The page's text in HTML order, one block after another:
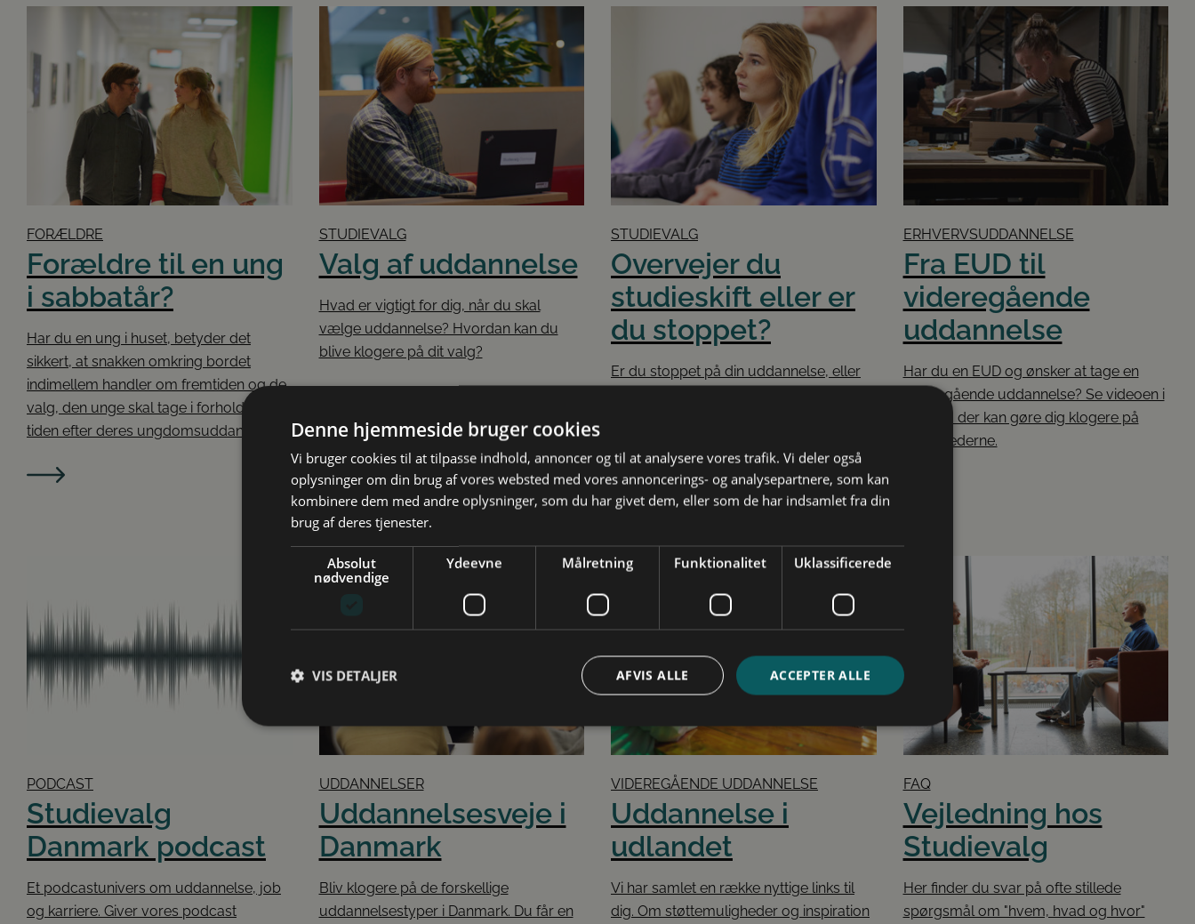
Studievalg Danmark
Vejledning
Inspiration
Arrangementer
Future Spin
Studievalg Danmarks undersøgelser
Kontakt
Ansatte
Om os
FORÆLDRE
Forældre til en ung
i sabbatår?
Har du en ung i huset, betyder det
sikkert, at snakken omkring bordet
indimellem handler om fremtiden og de
valg, den unge skal tage i forhold til
tiden efter deres ungdomsuddannelse.
STUDIEVALG
Valg af uddannelse
Hvad er vigtigt for dig, når du skal
vælge uddannelse? Hvordan kan du
blive klogere på dit valg?
STUDIEVALG
Overvejer du
studieskift eller er
du stoppet?
Er du stoppet på din uddannelse, eller
ERHVERVSUDDANNELSE
Fra EUD til
videregående
uddannelse
Har du en EUD og ønsker at tage en
videregående uddannelse? Se videoen i
artiklen, der kan gøre dig klogere på
mulighederne.
PODCAST
Studievalg
Danmark podcast
Et podcastunivers om uddannelse, job
og karriere. Giver vores podcast
UDDANNELSER
Uddannelsesveje i
Danmark
Bliv klogere på de forskellige
uddannelsestyper i Danmark. Du får en
VIDEREGÅENDE UDDANNELSE
Uddannelse i
udlandet
Vi har samlet en række nyttige links til
dig. Om støttemuligheder og inspiration
FAQ
Vejledning hos
Studievalg
Her finder du svar på ofte stillede
spørgsmål om "hvem, hvad og hvor"
Denne hjemmeside bruger cookies
Vi bruger cookies til at tilpasse indhold, annoncer og til at analysere vores trafik. Vi deler også
oplysninger om din brug af vores websted med vores annoncerings- og analysepartnere, som kan
kombinere dem med andre oplysninger, som du har givet dem, eller som de har indsamlet fra din
brug af deres tjenester.
Absolut
nødvendige
Ydeevne Målretning Funktionalitet Uklassificerede
ACCEPTER ALLE
AFVIS ALLE
VIS DETALJER
Absolut nødvendige cookies muliggør hjemmesidens grundlæggende funktionalitet såsom brugerlogin og kontoadministration.
Hjemmesiden kan ikke bruges korrekt uden de absolut nødvendige cookies.